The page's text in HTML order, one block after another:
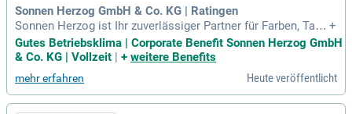
Sonnen Herzog GmbH & Co. KG | Ratingen
Sonnen Herzog ist Ihr zuverlässiger Partner für Farben, Tape
ten, Bodenbeläge und Werkzeug in Nordrhein-Westfalen. Mit
über 140 engagierten Mitarbeitenden in der 5. Generation ve
familiäre Unternehmenskultur sorgt für schnelle Entscheidu
ngen und ein positives Arbeitsklima. Als Teil der Sonnenban
de beraten Sie sowohl Bestands- als auch Neukunden persö
+
Gutes Betriebsklima | Corporate Benefit Sonnen Herzog GmbH
& Co. KG | Vollzeit
+ weitere Benefits
mehr erfahren Heute veröffentlicht